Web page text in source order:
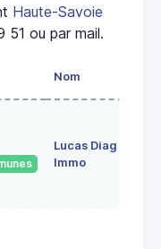
Haute-Savoie
51 ou par mail.
Nom
Lucas Diag
Immo